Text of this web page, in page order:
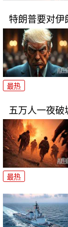
特朗普要对伊
最热
五万人一夜
最热